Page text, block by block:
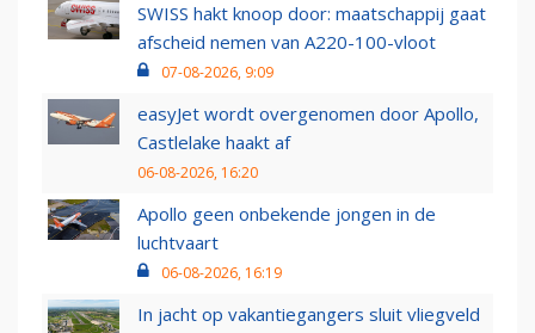
SWISS hakt knoop door: maatschappij gaat
afscheid nemen van A220-100-vloot
07-08-2026, 9:09
easyJet wordt overgenomen door Apollo,
Castlelake haakt af
06-08-2026, 16:20
Apollo geen onbekende jongen in de
luchtvaart
06-08-2026, 16:19
In jacht op vakantiegangers sluit vliegveld